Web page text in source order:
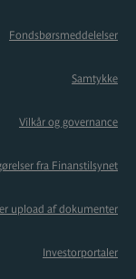
Fondsbørsmeddelelser
Samtykke
Vilkår og governance
fra Finanstilsynet
upload af dokumenter
Investorportaler